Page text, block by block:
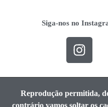
Siga-nos no
Reprodução permitida,
contrário vamos soltar os